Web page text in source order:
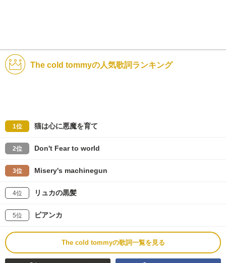
The cold tommyの人気歌詞ランキング
1位 猫は心に悪魔を育て
2位 Don't Fear to world
3位 Misery's machinegun
4位 リュカの黒髪
5位 ビアンカ
The cold tommyの歌詞一覧を見る